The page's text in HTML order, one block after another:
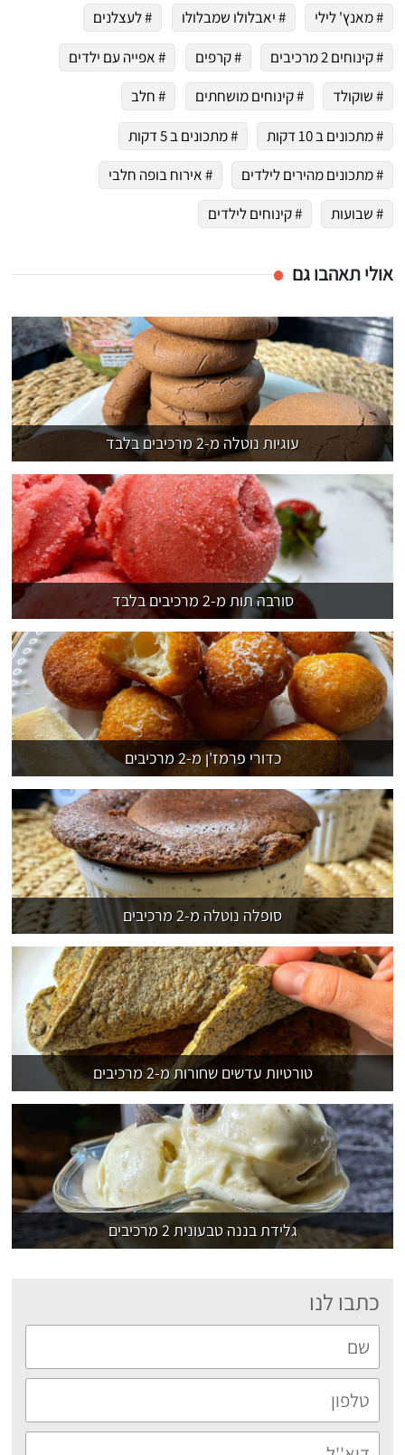
# מאנץ' לילי # יאבלולו שמבלולו
# לעצלנים
# קינוחים 2 מרכיבים
# קרפים
# אפייה עם ילדים
# שוקולד
# קינוחים מושחתים
# חלב
# מתכונים ב 10 דקות
# מתכונים ב 5 דקות
# מתכונים מהירים לילדים
# אירוח בופה חלבי
# שבועות
# קינוחים לילדים
אולי תאהבו גם
עוגיות נוטלה מ-2 מרכיבים בלבד
סורבה תות מ-2 מרכיבים בלבד
כדורי פרמז'ן מ-2 מרכיבים
סופלה נוטלה מ-2 מרכיבים
טורטיות עדשים שחורות מ-2 מרכיבים
גלידת בננה טבעונית 2 מרכיבים
כתבו לנו